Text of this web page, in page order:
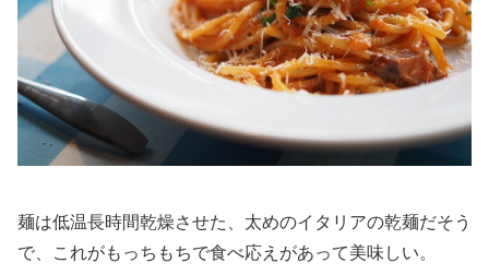
麺は低温長時間乾燥させた、太めのイタリアの乾麺だそう
で、これがもっちもちで食べ応えがあって美味しい。